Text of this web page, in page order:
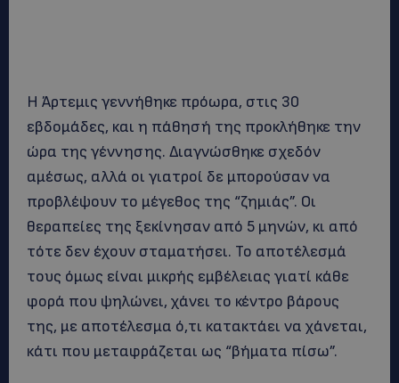
Η Άρτεμις γεννήθηκε πρόωρα, στις 30
εβδομάδες, και η πάθησή της προκλήθηκε την
ώρα της γέννησης. Διαγνώσθηκε σχεδόν
αμέσως, αλλά οι γιατροί δε μπορούσαν να
προβλέψουν το μέγεθος της “ζημιάς”. Οι
θεραπείες της ξεκίνησαν από 5 μηνών, κι από
τότε δεν έχουν σταματήσει. Το αποτέλεσμά
τους όμως είναι μικρής εμβέλειας γιατί κάθε
φορά που ψηλώνει, χάνει το κέντρο βάρους
της, με αποτέλεσμα ό,τι κατακτάει να χάνεται,
κάτι που μεταφράζεται ως “βήματα πίσω”.